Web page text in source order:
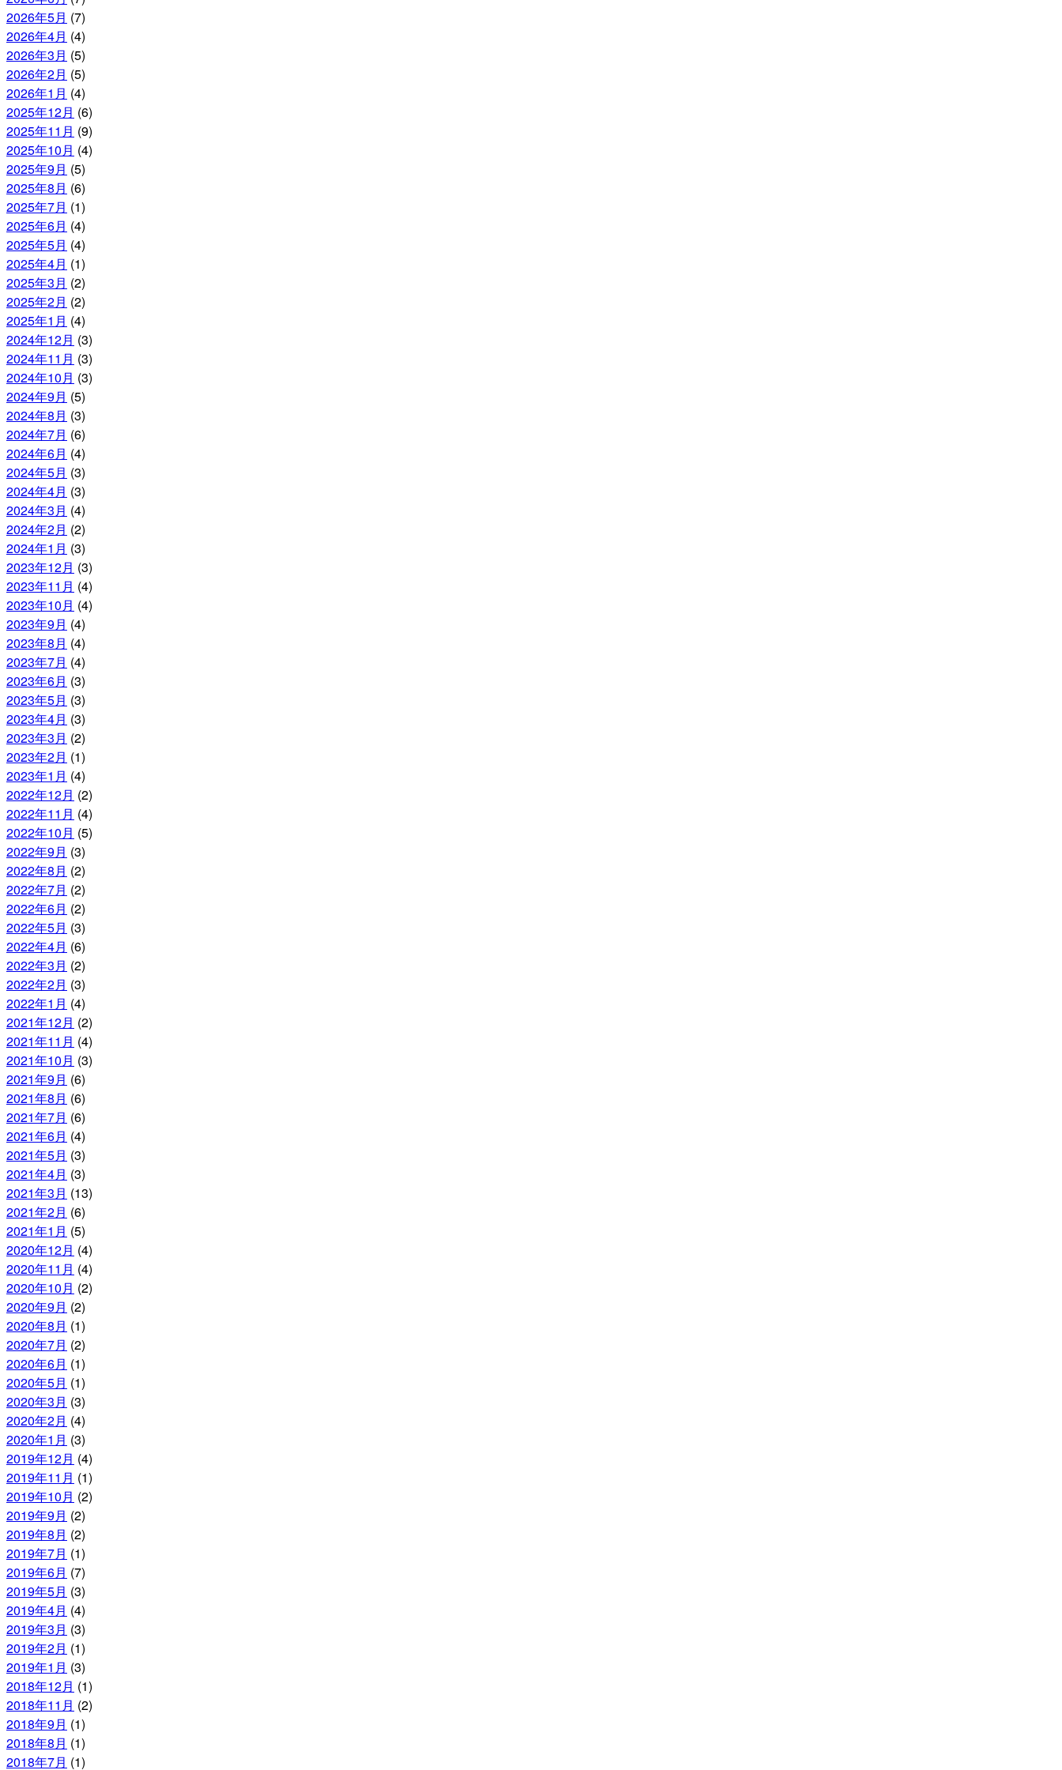
2026年5月 (7)
2026年4月 (4)
2026年3月 (5)
2026年2月 (5)
2026年1月 (4)
2025年12月 (6)
2025年11月 (9)
2025年10月 (4)
2025年9月 (5)
2025年8月 (6)
2025年7月 (1)
2025年6月 (4)
2025年5月 (4)
2025年4月 (1)
2025年3月 (2)
2025年2月 (2)
2025年1月 (4)
2024年12月 (3)
2024年11月 (3)
2024年10月 (3)
2024年9月 (5)
2024年8月 (3)
2024年7月 (6)
2024年6月 (4)
2024年5月 (3)
2024年4月 (3)
2024年3月 (4)
2024年2月 (2)
2024年1月 (3)
2023年12月 (3)
2023年11月 (4)
2023年10月 (4)
2023年9月 (4)
2023年8月 (4)
2023年7月 (4)
2023年6月 (3)
2023年5月 (3)
2023年4月 (3)
2023年3月 (2)
2023年2月 (1)
2023年1月 (4)
2022年12月 (2)
2022年11月 (4)
2022年10月 (5)
2022年9月 (3)
2022年8月 (2)
2022年7月 (2)
2022年6月 (2)
2022年5月 (3)
2022年4月 (6)
2022年3月 (2)
2022年2月 (3)
2022年1月 (4)
2021年12月 (2)
2021年11月 (4)
2021年10月 (3)
2021年9月 (6)
2021年8月 (6)
2021年7月 (6)
2021年6月 (4)
2021年5月 (3)
2021年4月 (3)
2021年3月 (13)
2021年2月 (6)
2021年1月 (5)
2020年12月 (4)
2020年11月 (4)
2020年10月 (2)
2020年9月 (2)
2020年8月 (1)
2020年7月 (2)
2020年6月 (1)
2020年5月 (1)
2020年3月 (3)
2020年2月 (4)
2020年1月 (3)
2019年12月 (4)
2019年11月 (1)
2019年10月 (2)
2019年9月 (2)
2019年8月 (2)
2019年7月 (1)
2019年6月 (7)
2019年5月 (3)
2019年4月 (4)
2019年3月 (3)
2019年2月 (1)
2019年1月 (3)
2018年12月 (1)
2018年11月 (2)
2018年9月 (1)
2018年8月 (1)
2018年7月 (1)